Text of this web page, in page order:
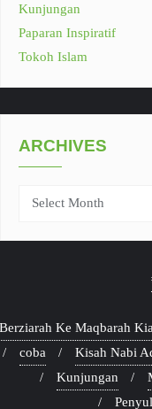
Kunjungan
Paparan Inspiratif
Tokoh Islam
ARCHIVES
Archives
Ke Maqbarah
coba
Kisah Nabi
Kunjungan